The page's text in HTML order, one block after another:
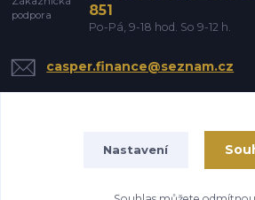
851
Po-Pá, 9-18 hod. So 9-12 h.
casper.finance@seznam.cz
Nastavení